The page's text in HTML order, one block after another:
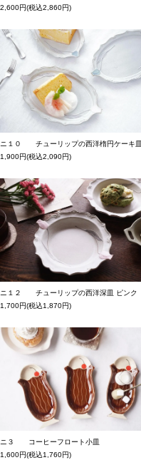
2,600円(税込2,860円)
ニ１０ チューリップの西洋楕円ケーキ皿
1,900円(税込2,090円)
ニ１２ チューリップの西洋深皿 ピンク
1,700円(税込1,870円)
ニ３ コーヒーフロート小皿
1,600円(税込1,760円)